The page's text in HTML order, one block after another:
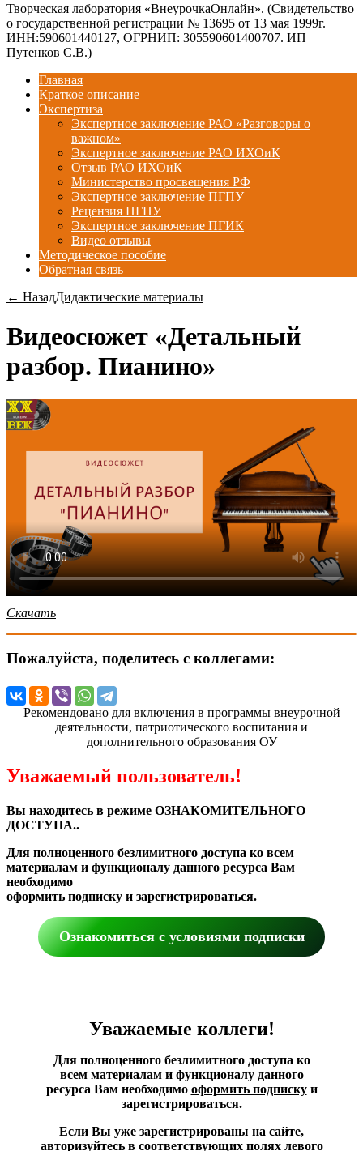
Творческая лаборатория «ВнеурочкаОнлайн». (Свидетельство
о государственной регистрации № 13695 от 13 мая 1999г.
ИНН:590601440127, ОГРНИП: 305590601400707. ИП
Путенков С.В.)
Главная
Краткое описание
Экспертиза
Экспертное заключение РАО «Разговоры о
важном»
Экспертное заключение РАО ИХОиК
Отзыв РАО ИХОиК
Министерство просвещения РФ
Экспертное заключение ПГПУ
Рецензия ПГПУ
Экспертное заключение ПГИК
Видео отзывы
Методическое пособие
Обратная связь
← НазадДидактические материалы
Видеосюжет «Детальный
разбор. Пианино»
Скачать
Пожалуйста, поделитесь с коллегами:
Рекомендовано для включения в программы внеурочной
деятельности, патриотического воспитания и
дополнительного образования ОУ
Уважаемый пользователь!
Вы находитесь в режиме ОЗНАКОМИТЕЛЬНОГО
ДОСТУПА..
Для полноценного безлимитного доступа ко всем
материалам и функционалу данного ресурса Вам
необходимо
оформить подписку и зарегистрироваться.
Ознакомиться с условиями подписки
Уважаемые коллеги!
Для полноценного безлимитного доступа ко
всем материалам и функционалу данного
ресурса Вам необходимо оформить подпискуи
зарегистрироваться.
Если Вы уже зарегистрированы на сайте,
авторизуйтесь в соответствующих полях левого